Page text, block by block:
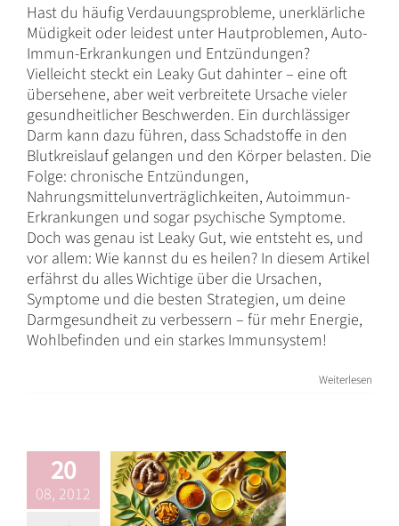
Hast du häufig Verdauungsprobleme, unerklärliche
Müdigkeit oder leidest unter Hautproblemen, Auto-
Immun-Erkrankungen und Entzündungen?
Vielleicht steckt ein Leaky Gut dahinter – eine oft
übersehene, aber weit verbreitete Ursache vieler
gesundheitlicher Beschwerden. Ein durchlässiger
Darm kann dazu führen, dass Schadstoffe in den
Blutkreislauf gelangen und den Körper belasten. Die
Folge: chronische Entzündungen,
Nahrungsmittelunverträglichkeiten, Autoimmun-
Erkrankungen und sogar psychische Symptome.
Doch was genau ist Leaky Gut, wie entsteht es, und
vor allem: Wie kannst du es heilen? In diesem Artikel
erfährst du alles Wichtige über die Ursachen,
Symptome und die besten Strategien, um deine
Darmgesundheit zu verbessern – für mehr Energie,
Wohlbefinden und ein starkes Immunsystem!
Weiterlesen
20
08, 2012
Kurkuma – Die
goldene
Wunderwurzel
Basics Blog
Darmgesundheit
Darmsanierung Ernährung
Immunsystem
Naturheilkunde Natürliche